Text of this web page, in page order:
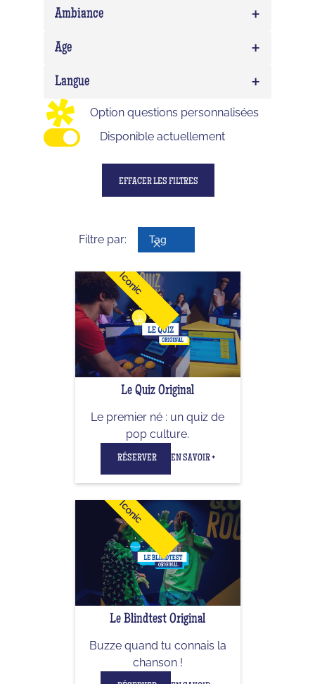
Team building 0
Ambiance +
0
Age +
Enfant 0
Ado
Adulte
Langue +
Option questions personnalisées
Disponible actuellement
EFFACER LES FILTRES
Filtre par: Tag
Iconic
Le Quiz Original
Le premier né : un quiz de
pop culture.
RÉSERVER EN SAVOIR +
Iconic
Le Blindtest Original
Buzze quand tu connais la
chanson !